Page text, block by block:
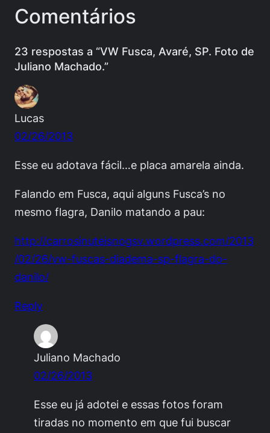
Comentários
23 respostas a “VW Fusca, Avaré, SP. Foto de
Juliano Machado.”
Lucas
02/26/2013
Esse eu adotava fácil…e placa amarela ainda.
Falando em Fusca, aqui alguns Fusca’s no
mesmo flagra, Danilo matando a pau:
http://carrosinuteisnogsv.wordpress.com/2013
/02/26/vw-fuscas-diadema-sp-flagra-do-
danilo/
Reply
Juliano Machado
02/26/2013
Esse eu já adotei e essas fotos foram
tiradas no momento em que fui buscar